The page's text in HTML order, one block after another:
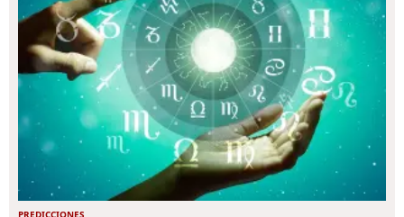
PREDICCIONES